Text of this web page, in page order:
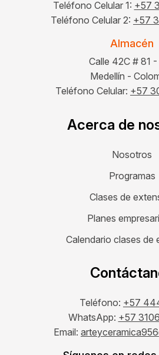
Teléfono Celular 1: +57
Teléfono Celular 2: +57
Almacén
Calle 42C # 81 -
Medellín -
Teléfono Celular: +57
Acerca de
Nosotros
Programas
Clases de
Planes
Calendario clases de
Teléfono: +57
WhatsApp: +57
Email: